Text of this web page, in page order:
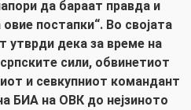
да бараат правда и
постапки“. Во својата
утврди дека за време на
сили, обвинетиот
и севкупниот командант
БИА на ОВК до нејзиното